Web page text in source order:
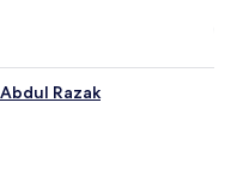
Razak